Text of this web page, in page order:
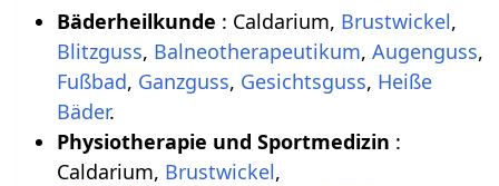
Bäderheilkunde : Caldarium, Brustwickel,
Blitzguss, Balneotherapeutikum, Augenguss,
Fußbad, Ganzguss, Gesichtsguss, Heiße
Bäder.
Physiotherapie und Sportmedizin :
Caldarium, Brustwickel,